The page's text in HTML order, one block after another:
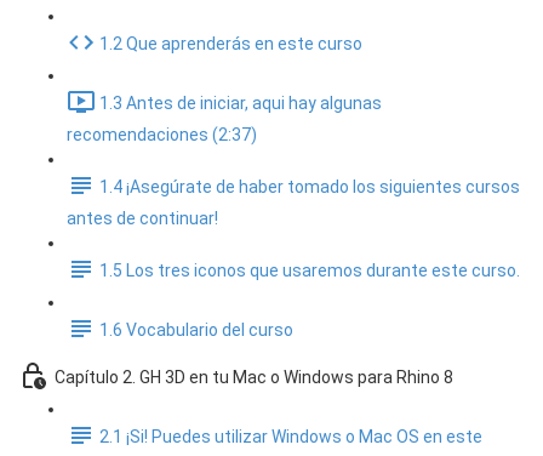
1.2 Que aprenderás en este curso
1.3 Antes de iniciar, aqui hay algunas
recomendaciones (2:37)
1.4 ¡Asegúrate de haber tomado los siguientes cursos
antes de continuar!
1.5 Los tres iconos que usaremos durante este curso.
1.6 Vocabulario del curso
Capítulo 2. GH 3D en tu Mac o Windows para Rhino 8
2.1 ¡Si! Puedes utilizar Windows o Mac OS en este